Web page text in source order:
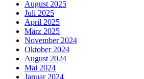
August 2025
Juli 2025
April 2025
März 2025
November 2024
Oktober 2024
August 2024
Mai 2024
Januar 2024